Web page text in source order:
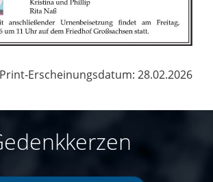
Print-Erscheinungsdatum: 28.02.2026